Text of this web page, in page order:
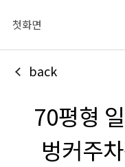
첫화면
back
70평형
벙커주